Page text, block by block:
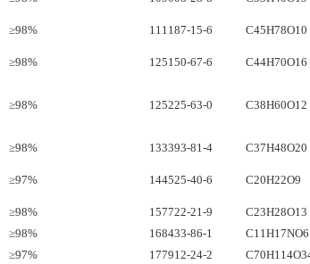
≥98% 111187-15-6 C45H78O10
≥98% 125150-67-6 C44H70O16
≥98% 125225-63-0 C38H60O12
≥98% 133393-81-4 C37H48O20
≥97% 144525-40-6 C20H22O9
≥98% 157722-21-9
C23H28O13
≥98% 168433-86-1
C11H17NO6
≥97% 177912-24-2